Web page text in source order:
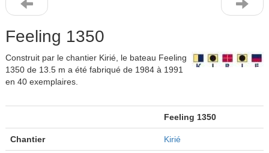
Feeling 1350
Construit par le chantier Kirié, le bateau Feeling
1350 de 13.5 m a été fabriqué de 1984 à 1991
en 40 exemplaires.
Feeling 1350
Chantier Kirié